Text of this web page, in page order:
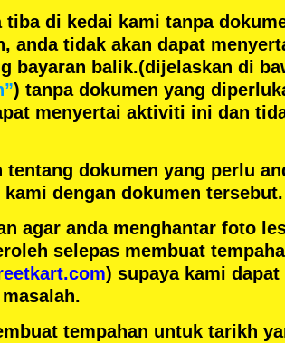
tiba di kedai kami tanpa
anda tidak akan dapat
bayaran balik.(dijelaskan di
) tanpa dokumen yang
menyertai aktiviti ini dan
tentang dokumen yang perlu
dengan dokumen tersebut.
agar anda menghantar foto
selepas membuat
) supaya kami
tempahan untuk tarikh